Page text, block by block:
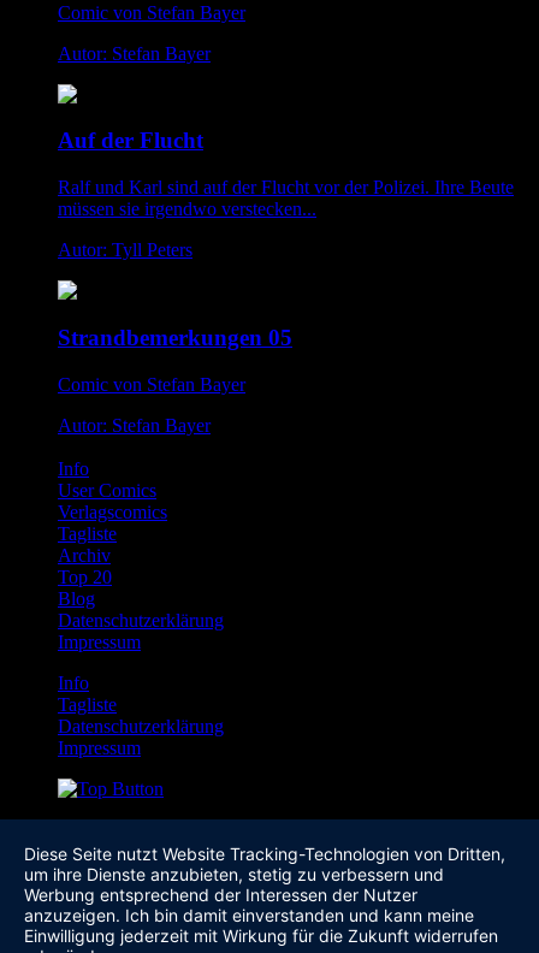
Comic von Stefan Bayer
Autor: Stefan Bayer
Auf der Flucht
Ralf und Karl sind auf der Flucht vor der Polizei. Ihre Beute
müssen sie irgendwo verstecken...
Autor: Tyll Peters
Strandbemerkungen 05
Comic von Stefan Bayer
Autor: Stefan Bayer
Info
User Comics
Verlagscomics
Tagliste
Archiv
Top 20
Blog
Datenschutzerklärung
Impressum
Info
Tagliste
Datenschutzerklärung
Impressum
Diese Seite nutzt Website Tracking-Technologien von Dritten,
um ihre Dienste anzubieten, stetig zu verbessern und
Werbung entsprechend der Interessen der Nutzer
anzuzeigen. Ich bin damit einverstanden und kann meine
Einwilligung jederzeit mit Wirkung für die Zukunft widerrufen